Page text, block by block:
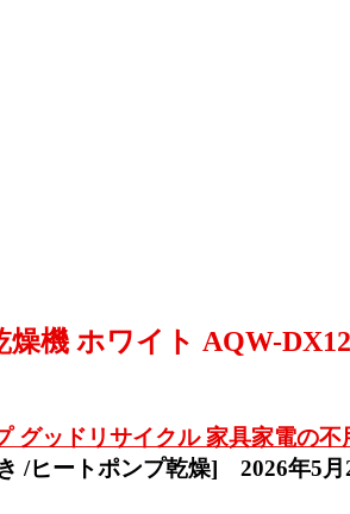
機 ホワイト AQW-
グッドリサイクル 家具家電の不
/ヒートポンプ乾燥] 2026年5